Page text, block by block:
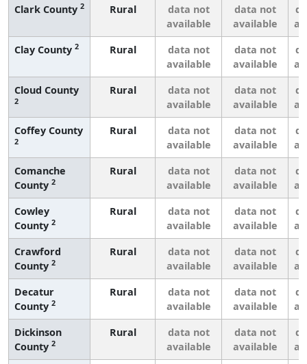
Clark County 2 Rural
data not
available
data not
available
Clay County 2 Rural
data not
available
data not
available
Cloud County
2
Rural
data not
available
data not
available
Coffey County
2
Rural
data not
available
data not
available
Comanche
County 2
Rural
data not
available
data not
available
Cowley
County 2
Rural
data not
available
data not
available
Crawford
County 2
Rural
data not
available
data not
available
Decatur
County 2
Rural
data not
available
data not
available
Dickinson
County 2
Rural
data not
available
data not
available